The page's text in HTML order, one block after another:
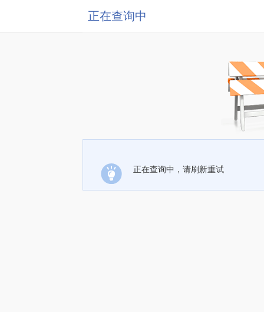
正在查询中
正在查询中，请刷新重试